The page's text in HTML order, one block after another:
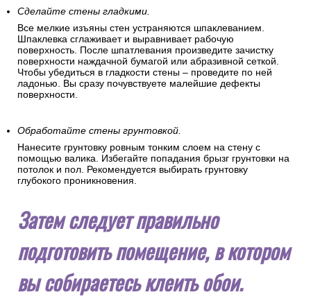
Сделайте стены гладкими.
Все мелкие изъяны стен устраняются шпаклеванием.
Шпаклевка сглаживает и выравнивает рабочую
поверхность. После шпатлевания произведите зачистку
поверхности наждачной бумагой или абразивной сеткой.
Чтобы убедиться в гладкости стены – проведите по ней
ладонью. Вы сразу почувствуете малейшие дефекты
поверхности.
Обработайте стены грунтовкой.
Нанесите грунтовку ровным тонким слоем на стену с
помощью валика. Избегайте попадания брызг грунтовки на
потолок и пол. Рекомендуется выбирать грунтовку
глубокого проникновения.
Затем следует правильно
подготовить помещение, в котором
вы собираетесь клеить обои.